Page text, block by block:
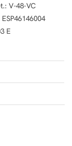
V-48-VC
E